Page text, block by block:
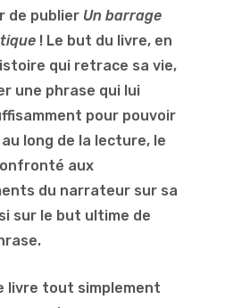
de publier Un barrage
! Le but du livre, en
qui retrace sa vie,
une phrase qui lui
pour pouvoir
long de la lecture, le
aux
du narrateur sur sa
sur le but ultime de
livre tout simplement